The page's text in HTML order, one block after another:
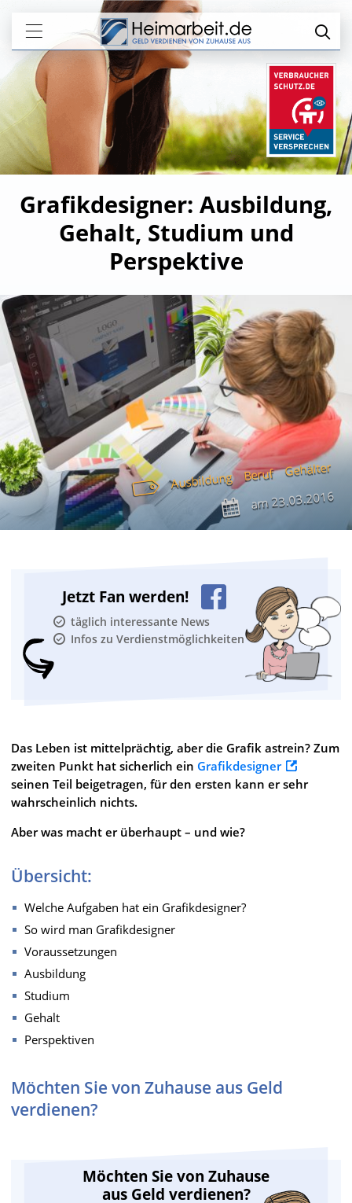
Grafikdesigner: Ausbildung,
Gehalt, Studium und
Perspektive
Ausbildung Beruf Gehälter
am23.03.2016
Jetzt Fan werden!
täglich interessante News
Infos zu Verdienstmöglichkeiten
Das Leben ist mittelprächtig, aber die Grafik astrein? Zum
zweiten Punkt hat sicherlich ein Grafikdesigner
seinen Teil beigetragen, für den ersten kann er sehr
wahrscheinlich nichts.
Aber was macht er überhaupt – und wie?
Übersicht:
Welche Aufgaben hat ein Grafikdesigner?
So wird man Grafikdesigner
Voraussetzungen
Ausbildung
Studium
Gehalt
Perspektiven
Möchten Sie von Zuhause aus Geld
verdienen?
Möchten Sie von Zuhause
aus Geld verdienen?